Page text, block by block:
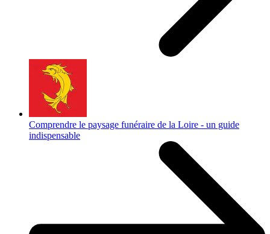
Comprendre le paysage funéraire de la Loire - un guide
indispensable